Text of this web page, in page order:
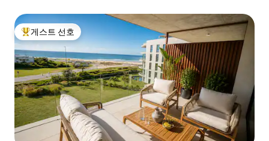
상위 게스트 선호
게스트 선호